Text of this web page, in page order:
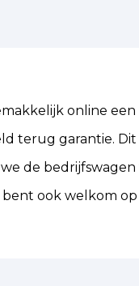
online
terug garantie.
de
ook welkom